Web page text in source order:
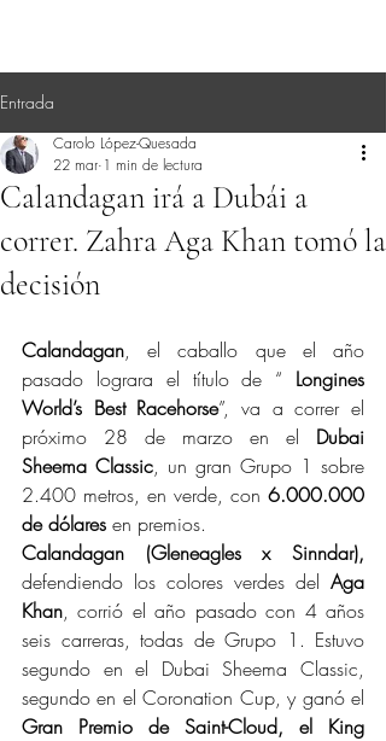
Entrada
Calandagan irá a Dubái a
correr. Zahra Aga Khan tomó la
decisión
Carolo López-Quesada
22 mar 1 min de lectura
Calandagan, el caballo que el año
pasado lograra el título de “ Longines
World’s Best Racehorse”, va a correr el
próximo 28 de marzo en el Dubai
Sheema Classic, un gran Grupo 1 sobre
2.400 metros, en verde, con 6.000.000
de dólares en premios.
Calandagan (Gleneagles x Sinndar),
defendiendo los colores verdes del Aga
Khan, corrió el año pasado con 4 años
seis carreras, todas de Grupo 1. Estuvo
segundo en el Dubai Sheema Classic,
Gran Premio de Saint-Cloud, el King